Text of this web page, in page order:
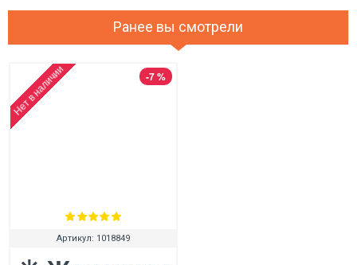
Ранее вы смотрели
-7 %
Нет в наличии
Артикул: 1018849